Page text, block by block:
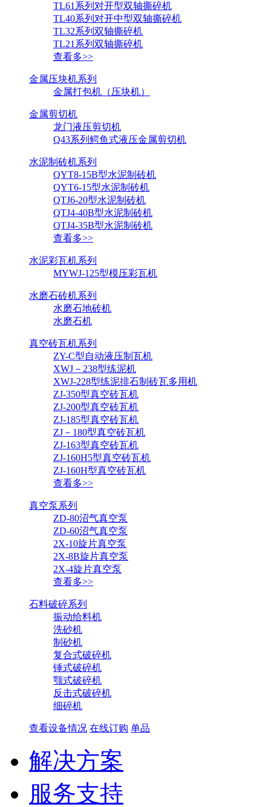
TL61系列对开型双轴撕碎机
TL40系列对开中型双轴撕碎机
TL32系列双轴撕碎机
TL21系列双轴撕碎机
查看多>>
金属压块机系列
金属打包机（压块机）
金属剪切机
龙门液压剪切机
Q43系列鳄鱼式液压金属剪切机
水泥制砖机系列
QYT8-15B型水泥制砖机
QYT6-15型水泥制砖机
QTJ6-20型水泥制砖机
QTJ4-40B型水泥制砖机
QTJ4-35B型水泥制砖机
查看多>>
水泥彩瓦机系列
MYWJ-125型模压彩瓦机
水磨石砖机系列
水磨石地砖机
水磨石机
真空砖瓦机系列
ZY-C型自动液压制瓦机
XWJ－238型练泥机
XWJ-228型练泥排石制砖瓦多用机
ZJ-350型真空砖瓦机
ZJ-200型真空砖瓦机
ZJ-185型真空砖瓦机
ZJ－180型真空砖瓦机
ZJ-163型真空砖瓦机
ZJ-160H5型真空砖瓦机
ZJ-160H型真空砖瓦机
查看多>>
真空泵系列
ZD-80沼气真空泵
ZD-60沼气真空泵
2X-10旋片真空泵
2X-8B旋片真空泵
2X-4旋片真空泵
查看多>>
石料破碎系列
振动给料机
洗砂机
制砂机
复合式破碎机
锤式破碎机
颚式破碎机
反击式破碎机
​细碎机
查看设备情况 在线订购 单品
解决方案
服务支持